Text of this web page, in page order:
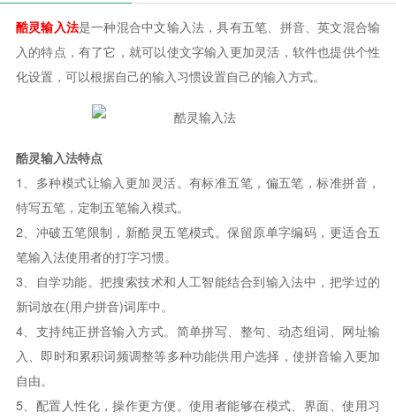
酷灵输入法是一种混合中文输入法，具有五笔、拼音、英文混合输
入的特点，有了它，就可以使文字输入更加灵活，软件也提供个性
化设置，可以根据自己的输入习惯设置自己的输入方式。
酷灵输入法特点
1、多种模式让输入更加灵活。有标准五笔，偏五笔，标准拼音，
特写五笔，定制五笔输入模式。
2、冲破五笔限制，新酷灵五笔模式。保留原单字编码，更适合五
笔输入法使用者的打字习惯。
3、自学功能。把搜索技术和人工智能结合到输入法中，把学过的
新词放在(用户拼音)词库中。
4、支持纯正拼音输入方式。简单拼写、整句、动态组词、网址输
入、即时和累积词频调整等多种功能供用户选择，使拼音输入更加
自由。
5、配置人性化，操作更方便。使用者能够在模式、界面、使用习